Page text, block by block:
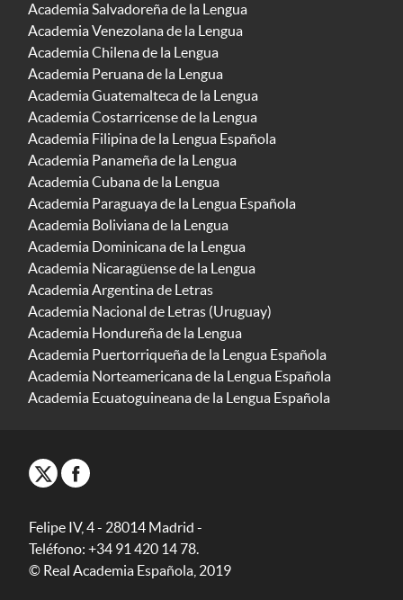
Academia Salvadoreña de la Lengua
Academia Venezolana de la Lengua
Academia Chilena de la Lengua
Academia Peruana de la Lengua
Academia Guatemalteca de la Lengua
Academia Costarricense de la Lengua
Academia Filipina de la Lengua Española
Academia Panameña de la Lengua
Academia Cubana de la Lengua
Academia Paraguaya de la Lengua Española
Academia Boliviana de la Lengua
Academia Dominicana de la Lengua
Academia Nicaragüense de la Lengua
Academia Argentina de Letras
Academia Nacional de Letras (Uruguay)
Academia Hondureña de la Lengua
Academia Puertorriqueña de la Lengua Española
Academia Norteamericana de la Lengua Española
Academia Ecuatoguineana de la Lengua Española
Felipe IV, 4 - 28014 Madrid -
Teléfono: +34 91 420 14 78.
© Real Academia Española, 2019